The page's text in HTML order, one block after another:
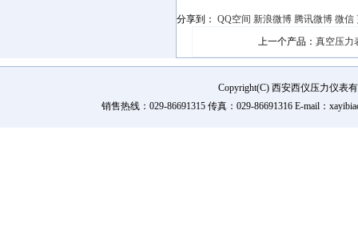
分享到： QQ空间 新浪微博 腾讯微博 微信
上一个产品：真空压力
Copyright(C) 西安西仪压力仪表
销售热线：029-86691315 传真：029-86691316 E-mail：